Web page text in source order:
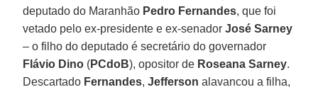
deputado do Maranhão Pedro Fernandes, que foi
vetado pelo ex-presidente e ex-senadorJosé Sarney
– o filho do deputado é secretário do governador
Flávio Dino (PCdoB), opositor de Roseana Sarney.
Descartado Fernandes, Jefferson alavancou a filha,